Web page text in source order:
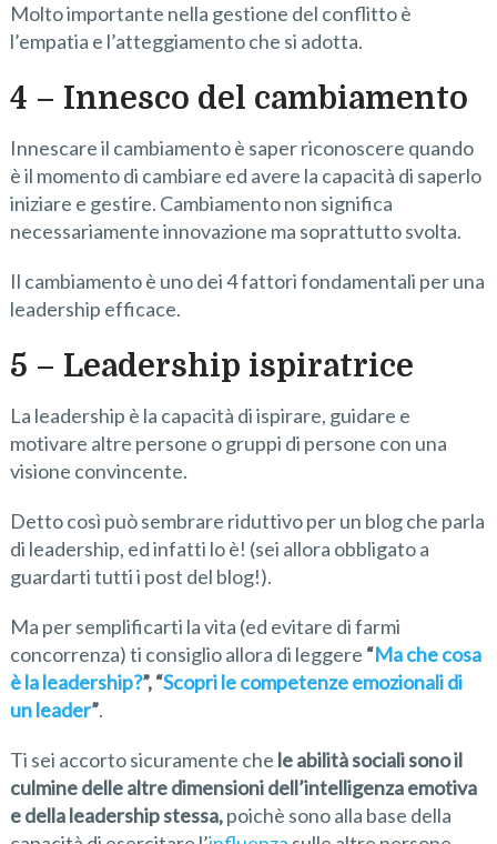
Molto importante nella gestione del conflitto è
l’empatia e l’atteggiamento che si adotta.
4 – Innesco del cambiamento
Innescare il cambiamento è saper riconoscere quando
è il momento di cambiare ed avere la capacità di saperlo
iniziare e gestire. Cambiamento non significa
necessariamente innovazione ma soprattutto svolta.
Il cambiamento è uno dei 4 fattori fondamentali per una
leadership efficace.
5 – Leadership ispiratrice
La leadership è la capacità di ispirare, guidare e
motivare altre persone o gruppi di persone con una
visione convincente.
Detto così può sembrare riduttivo per un blog che parla
di leadership, ed infatti lo è! (sei allora obbligato a
guardarti tutti i post del blog!).
Ma per semplificarti la vita (ed evitare di farmi
concorrenza) ti consiglio allora di leggere “Ma che cosa
è la leadership?”, “Scopri le competenze emozionali di
un leader”.
Ti sei accorto sicuramente che le abilità sociali sono il
culmine delle altre dimensioni dell’intelligenza emotiva
e della leadership stessa,poichè sono alla base della